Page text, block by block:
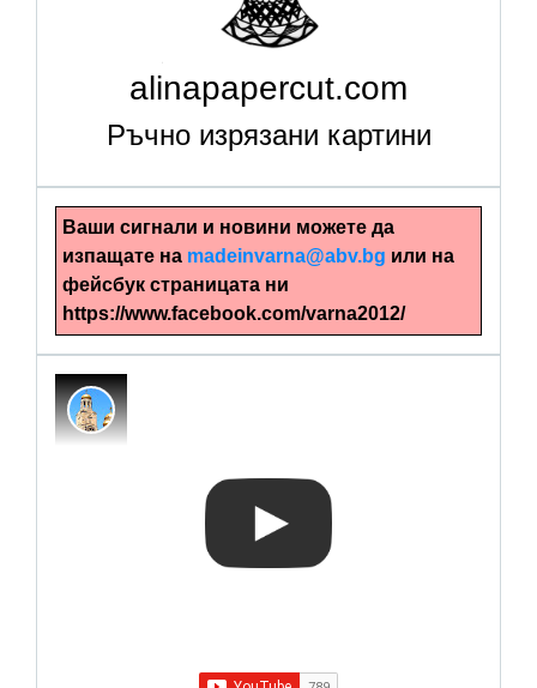
alinapapercut.com
Ръчно изрязани картини
Ваши сигнали и новини можете да
изпащате на madeinvarna@abv.bg или на
фейсбук страницата ни
https://www.facebook.com/varna2012/